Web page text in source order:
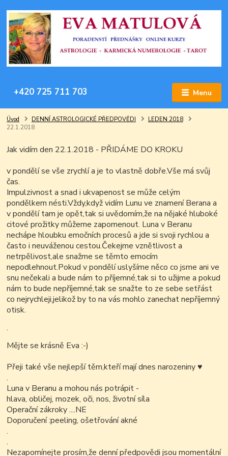
Menu
+420 725 711 703
Úvod DENNÍ ASTROLOGICKÉ PŘEDPOVĚDI
LEDEN 2018
22.1.2018
Jak vidím den 22.1.2018 - PŘIDÁME DO KROKU
v pondělí se vše zrychlí a je to vlastně dobře.Vše má svůj
čas.
Impulzivnost a snad i ukvapenost se může celým
pondělkem nésti.Vždy,když vidím Lunu ve znamení Berana a
v pondělí tam je opět,tak si uvědomím,že na nějaké hluboké
citové prožitky můžeme zapomenout. Luna v Beranu
nechápe hloubku emočních procesů a jde si svoji rychlou a
často i neuváženou cestou.Čekejme vznětlivost a
netrpělivost,ale snažme se těmto emocím
nepodlehnout.Pokud v pondělí uslyšíme něco co jsme ani ve
snu nečekali a bude nám to příjemné,tak si to užijme a pokud
nám to bude nepříjemné,tak se snažte to ze sebe setřást
co nejrychleji,jelikož by to na vás mohlo zanechat nepříjemný
otisk.
.
Mějte se krásně Eva :-)
Přeji také vše nejlepší těm,kteří mají dnes narozeniny ♥
.
Luna v Beranu a mohou nás potrápit -
hlava, obličej, mozek, oči, nos, životní síla
Operační zákroky ....NE
Doporučení :peeling, ošetřování akné
.
.
Nezapomínejte prosím,že denní předpovědi jsou momentální